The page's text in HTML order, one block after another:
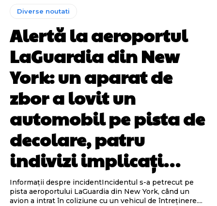
Diverse noutati
Alertă la aeroportul
LaGuardia din New
York: un aparat de
zbor a lovit un
automobil pe pista de
decolare, patru
indivizi implicați…
Informații despre incidentIncidentul s-a petrecut pe
pista aeroportului LaGuardia din New York, când un
avion a intrat în coliziune cu un vehicul de întreținere....